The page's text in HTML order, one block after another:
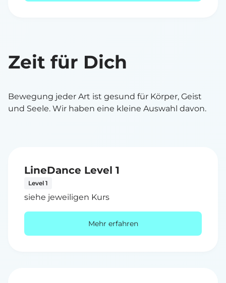
Zeit für Dich
Bewegung jeder Art ist gesund für Körper, Geist
und Seele. Wir haben eine kleine Auswahl davon.
LineDance Level 1
Level 1
siehe jeweiligen Kurs
Mehr erfahren